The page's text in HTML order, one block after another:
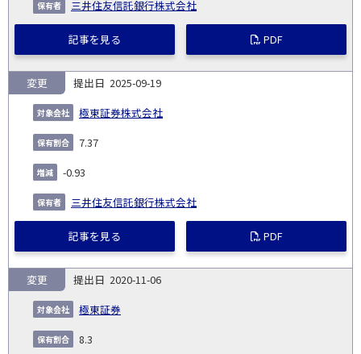
三井住友信託銀行株式会社
記事を見る PDF
2025-09-19
極東証券株式会社
変更
7.37
-0.93
三井住友信託銀行株式会社
記事を見る PDF
2020-11-06
極東証券
変更
8.3